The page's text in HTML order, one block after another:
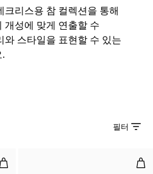
리스용 참 컬렉션을 통해
개성에 맞게 연출할 수
스타일을 표현할 수 있는
필터
티파니 빅토리아™ 키 크